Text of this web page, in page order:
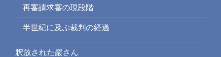
再審請求審の現段階
半世紀に及ぶ裁判の経過
釈放された巖さん